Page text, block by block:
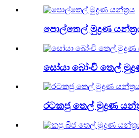
පොල්තෙල් මුද්‍රණ
සෝයා බෝංචි තෙල්
රටකජු තෙල් මුද්‍රණ